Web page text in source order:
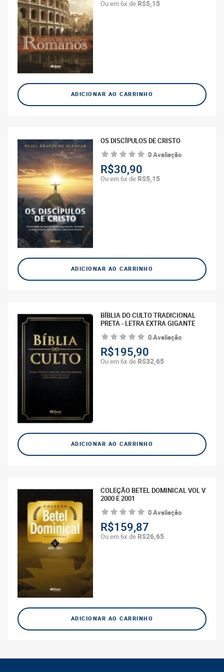
Ou em 6x de R$5,15
ADICIONAR AO CARRINHO
OS DISCÍPULOS DE CRISTO
0 Avaliação
R$30,90
Ou em 6x de R$5,15
ADICIONAR AO CARRINHO
BÍBLIA DO CULTO TRADICIONAL
PRETA - LETRA EXTRA GIGANTE
0 Avaliação
R$195,90
Ou em 6x de R$32,65
ADICIONAR AO CARRINHO
COLEÇÃO BETEL DOMINICAL VOL V
2000 E 2001
0 Avaliação
R$159,87
Ou em 6x de R$26,65
ADICIONAR AO CARRINHO